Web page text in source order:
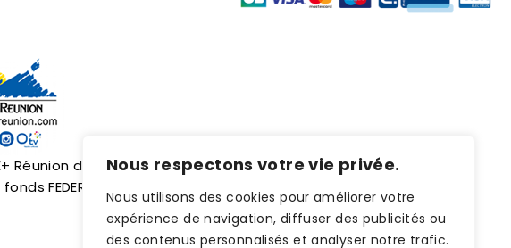
Nous respectons votre vie privée.
Nous utilisons des cookies pour améliorer votre
expérience de navigation, diffuser des publicités ou
des contenus personnalisés et analyser notre trafic.
Réunion dont l’Autorité de gestion est la Région Réunion.
FEDER.